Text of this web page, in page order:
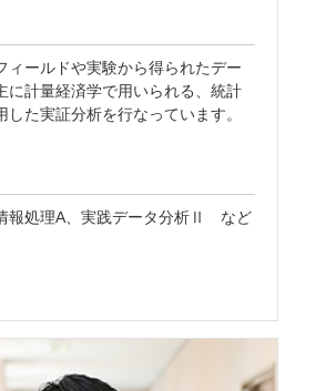
ィールドや実験から得られたデー
に計量経済学で用いられる、統計
した実証分析を行なっています。
報処理A、実践データ分析Ⅱ など